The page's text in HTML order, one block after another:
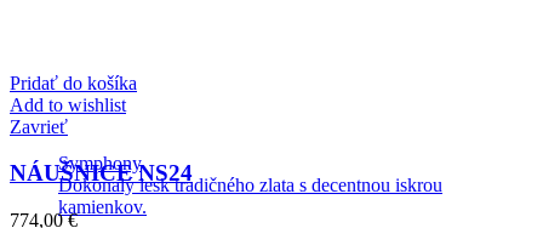
Symphony
Dokonalý lesk tradičného zlata s decentnou iskrou
kamienkov.
Pridať do košíka
Add to wishlist
Zavrieť
NÁUŠNICE NS24
774,00€